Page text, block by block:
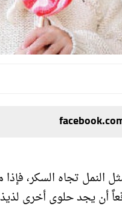
النمل تجاه السكر،
أن يجد حلوى أخرى